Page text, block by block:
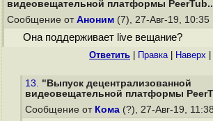
видеовещательной платформы
Сообщение от Аноним (7), 27-Авг-19, 10:35
Она поддерживает live вещание?
Ответить Правка| Наверх
13. "Выпуск децентрализованной
видеовещательной платформы
Сообщение от Кома (?), 27-Авг-19, 11:38